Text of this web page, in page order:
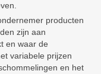
producten
zijn aan
en waar de
variabele prijzen
en het